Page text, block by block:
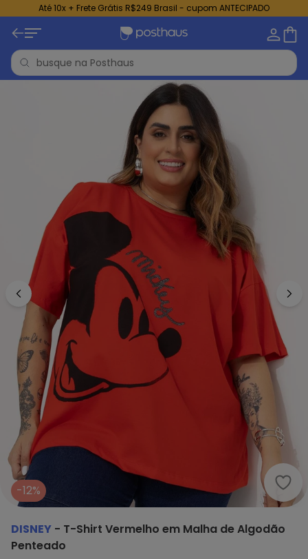
Até 10x + Frete Grátis R$249 Brasil - cupom ANTECIPADO
-12%
DISNEY - T-Shirt Vermelho em Malha de Algodão
Penteado